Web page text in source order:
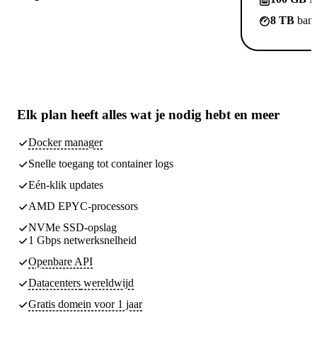
8 TB
Elk plan heeft alles wat je nodig hebt en meer
Docker manager
Snelle toegang tot container logs
Eén-klik updates
AMD EPYC-processors
NVMe SSD-opslag
1 Gbps netwerksnelheid
Openbare API
Datacenters wereldwijd
Gratis domein voor 1 jaar